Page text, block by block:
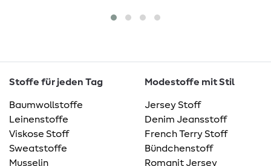
Stoffe für jeden Tag
Baumwollstoffe
Leinenstoffe
Viskose Stoff
Sweatstoffe
Musselin
Modestoffe mit Stil
Jersey Stoff
Denim Jeansstoff
French Terry Stoff
Bündchenstoff
Romanit Jersey